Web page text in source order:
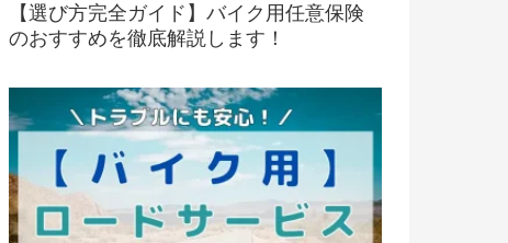
【選び方完全ガイド】バイク用任意保険
のおすすめを徹底解説します！